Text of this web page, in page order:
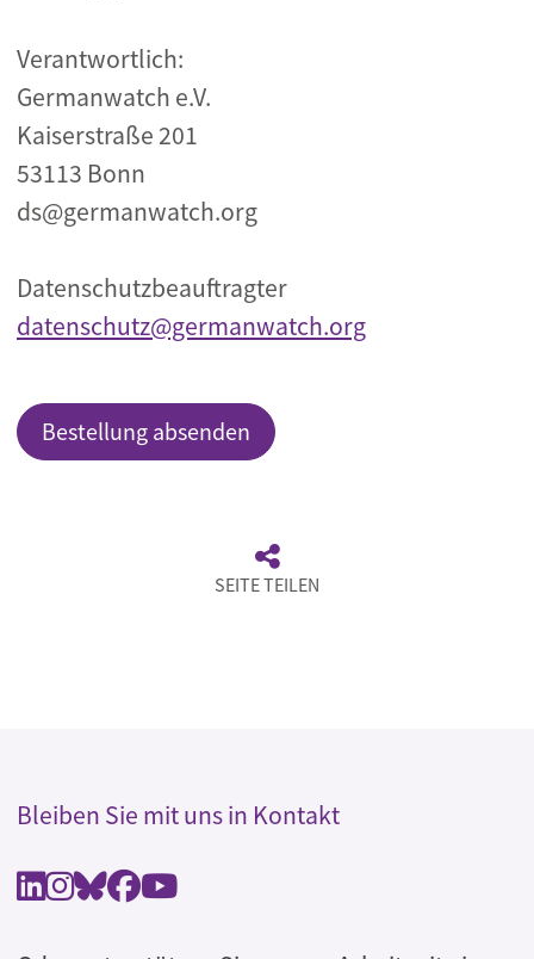
Verantwortlich:
Germanwatch e.V.
Kaiserstraße 201
53113 Bonn
ds@germanwatch.org
Datenschutzbeauftragter
datenschutz@germanwatch.org
SEITE TEILEN
Bleiben Sie mit uns in Kontakt